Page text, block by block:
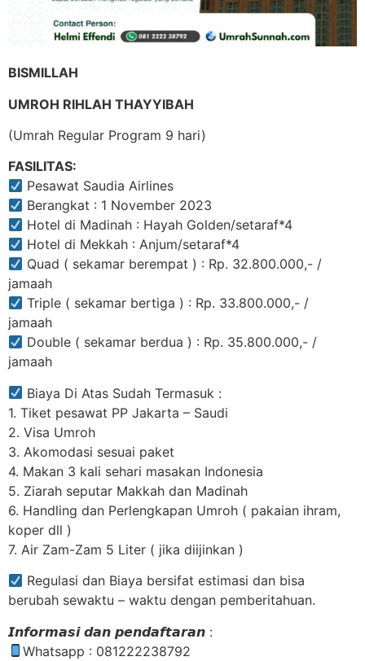
BISMILLAH
UMROH RIHLAH THAYYIBAH
(Umrah Regular Program 9 hari)
FASILITAS:
Pesawat Saudia Airlines
Berangkat : 1 November 2023
Hotel di Madinah : Hayah Golden/setaraf*4
Hotel di Mekkah : Anjum/setaraf*4
Quad ( sekamar berempat ) : Rp. 32.800.000,- /
jamaah
Triple ( sekamar bertiga ) : Rp. 33.800.000,- /
jamaah
Double ( sekamar berdua ) : Rp. 35.800.000,- /
jamaah
Biaya Di Atas Sudah Termasuk :
1. Tiket pesawat PP Jakarta – Saudi
2. Visa Umroh
3. Akomodasi sesuai paket
4. Makan 3 kali sehari masakan Indonesia
5. Ziarah seputar Makkah dan Madinah
6. Handling dan Perlengkapan Umroh ( pakaian ihram,
koper dll )
7. Air Zam-Zam 5 Liter ( jika diijinkan )
Regulasi dan Biaya bersifat estimasi dan bisa
berubah sewaktu – waktu dengan pemberitahuan.
𝙄𝙣𝙛𝙤𝙧𝙢𝙖𝙨𝙞 𝙙𝙖𝙣 𝙥𝙚𝙣𝙙𝙖𝙛𝙩𝙖𝙧𝙖𝙣 :
Whatsapp : 081222238792